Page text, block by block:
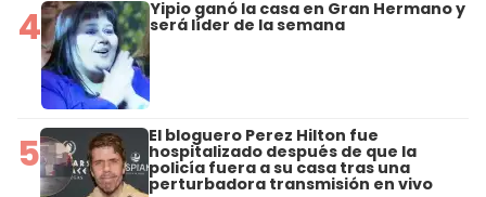
4 Yipio ganó la casa en Gran Hermano y
será líder de la semana
5 El bloguero Perez Hilton fue
hospitalizado después de que la
policía fuera a su casa tras una
perturbadora transmisión en vivo